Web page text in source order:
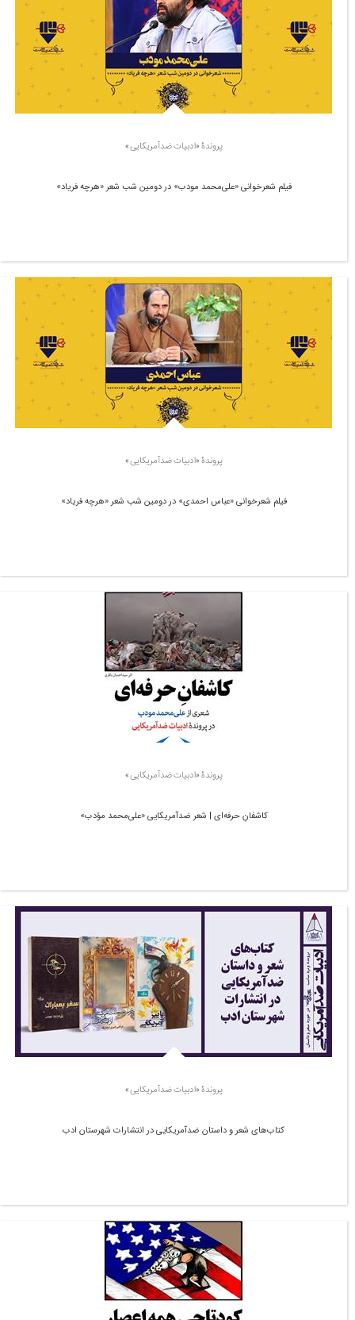
پروندۀ «ادبیات ضدآمریکایی»
فیلم شعرخوانی «علی‌محمد مودب» در دومین شب شعر «هرچه فریاد»
پروندۀ «ادبیات ضدآمریکایی»
فیلم شعرخوانی «عباس احمدی» در دومین شب شعر «هرچه فریاد»
پروندۀ «ادبیات ضدآمریکایی»
کاشفانِ حرفه‌ای | شعر ضدآمریکایی «علی‌محمد مؤدب»
پروندۀ «ادبیات ضدآمریکایی»
کتاب‌های شعر و داستان ضدآمریکایی در انتشارات شهرستان ادب